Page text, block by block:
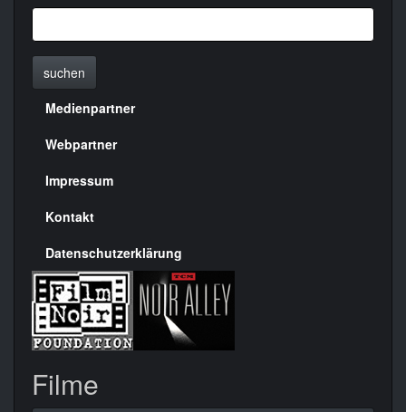
suchen
Menülinks
rechte
Seite
Medienpartner
Webpartner
Impressum
Kontakt
Datenschutzerklärung
Filme